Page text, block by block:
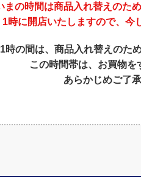
まの時間は商品入れ替えのた
1時に開店いたしますので、今
の間は、商品入れ替えのた
この時間帯は、お買物を
あらかじめご了